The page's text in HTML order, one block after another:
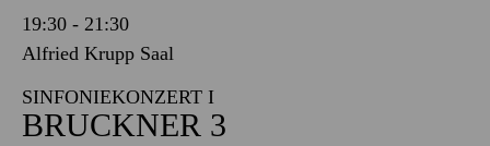
19:30 - 21:30
Alfried Krupp Saal
SINFONIEKONZERT I
BRUCKNER 3